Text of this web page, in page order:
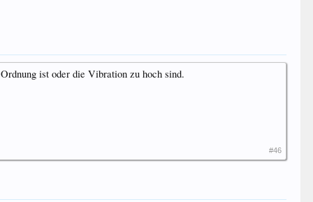
ist oder die Vibration zu hoch sind.
#46